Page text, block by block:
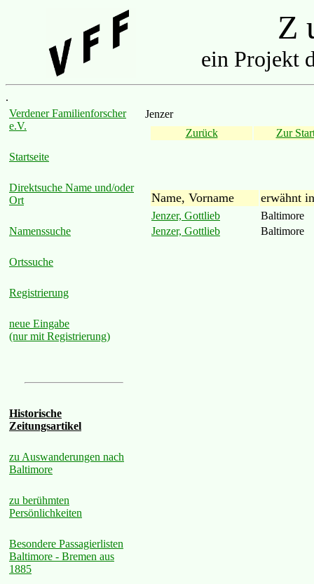
Z
ein Projekt
.
Verdener Familienforscher
e.V.
Startseite
Direktsuche Name und/oder
Ort
Namenssuche
Ortssuche
Registrierung
neue Eingabe
(nur mit Registrierung)
Historische
Zeitungsartikel
zu Auswanderungen nach
Baltimore
zu berühmten
Persönlichkeiten
Besondere Passagierlisten
Baltimore - Bremen aus
1885
Jenzer
Zurück
Zur
Name, Vorname erwähnt in
Jenzer, Gottlieb
Baltimore
Jenzer, Gottlieb
Baltimore